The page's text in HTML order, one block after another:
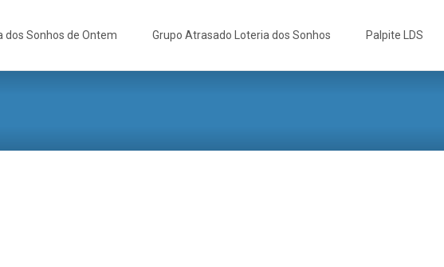
dos Sonhos de Ontem Grupo Atrasado Loteria dos Sonhos Palpite LDS